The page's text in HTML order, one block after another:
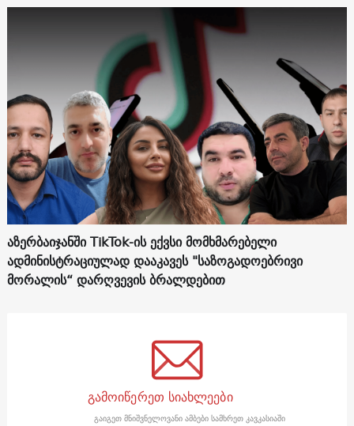
აზერბაიჯანში TikTok-ის ექვსი მომხმარებელი
ადმინისტრაციულად დააკავეს "საზოგადოებრივი
მორალის“ დარღვევის ბრალდებით
გამოიწერეთ სიახლეები
გაიგეთ მნიშვნელოვანი ამბები სამხრეთ კავკასიაში